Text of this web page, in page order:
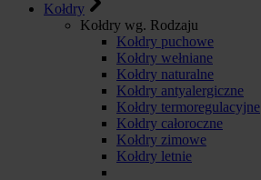
Kołdry
Kołdry wg. Rodzaju
Kołdry puchowe
Kołdry wełniane
Kołdry naturalne
Kołdry antyalergiczne
Kołdry termoregulacyjne
Kołdry całoroczne
Kołdry zimowe
Kołdry letnie